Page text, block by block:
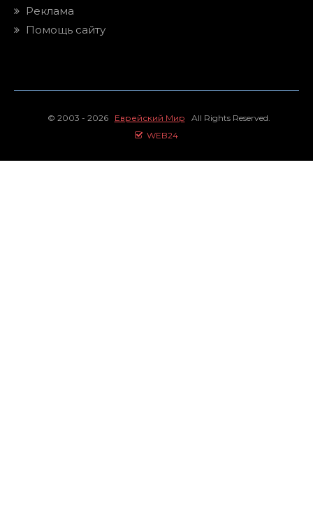
Реклама
Помощь сайту
© 2003 - 2026 Еврейский Мир All Rights Reserved.
WEB24